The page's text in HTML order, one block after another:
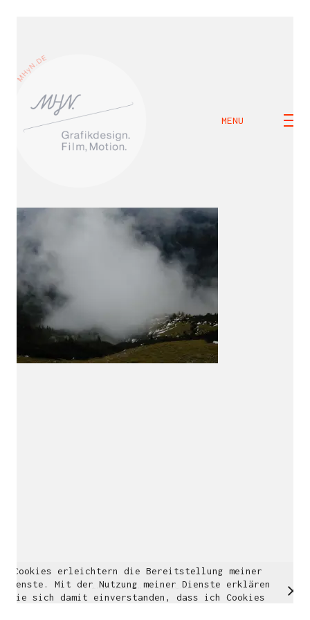
MENU
Manuel Hernandez y Nothdurft (Dipl. Des.)
Multidisziplinäre Designlösungen.
Person|Kontakt|Fotoblog
mhyn@mhyn.de
© Copyright 2018. All Rights Reserved.
Impressum & Datenschutz
Cookies erleichtern die Bereitstellung meiner
Dienste. Mit der Nutzung meiner Dienste erklären
Sie sich damit einverstanden, dass ich Cookies